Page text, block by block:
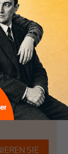
Filterblase,
haben. Wir
und
Luft in die
auch frische
Sie
Button.
SIE